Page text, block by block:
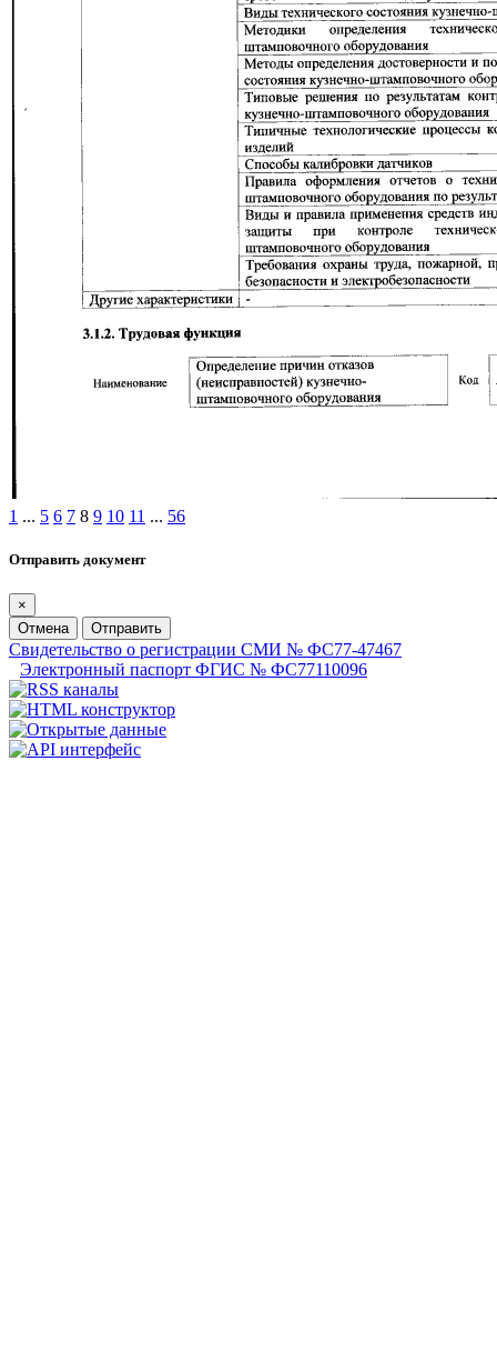
1 ... 5 6 7 8 9 10 11 ... 56
Отправить документ
×
Отмена
Отправить
Свидетельство о регистрации СМИ № ФС77-47467
Электронный паспорт ФГИС № ФС77110096